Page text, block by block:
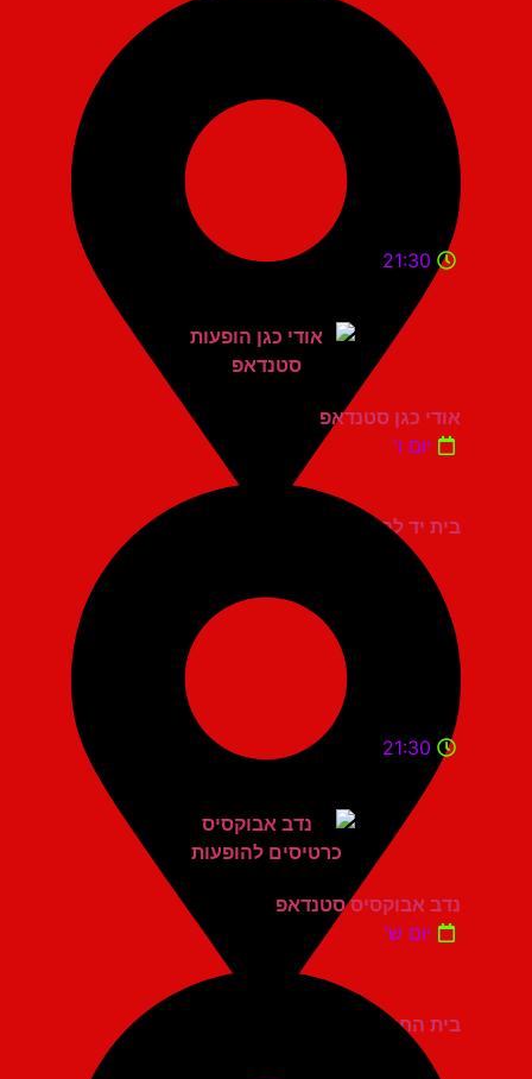
בית יד לבנים אשדוד
21:30
אודי כגן סטנדאפ
יום ו'
בית החייל תל אביב
21:30
נדב אבוקסיס סטנדאפ
יום ש'